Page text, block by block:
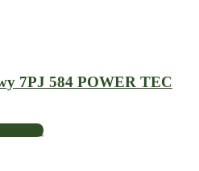
7PJ 584 POWER TEC